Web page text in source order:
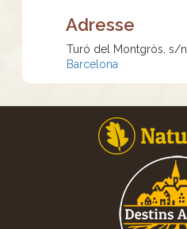
Adresse
Turó del Montgròs, s/n
Barcelona